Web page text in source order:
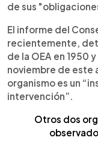
de sus
El informe del
recientemente,
de la OEA en 1950
noviembre de este
organismo es un
intervención”.
Otros dos
observ